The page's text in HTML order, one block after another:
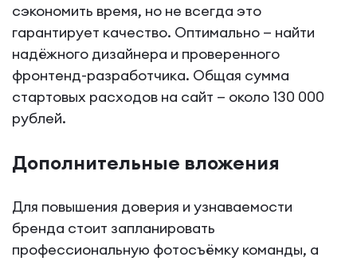
сэкономить время, но не всегда это
гарантирует качество. Оптимально — найти
надёжного дизайнера и проверенного
фронтенд-разработчика. Общая сумма
стартовых расходов на сайт — около 130 000
рублей.
Дополнительные вложения
Для повышения доверия и узнаваемости
бренда стоит запланировать
профессиональную фотосъёмку команды, а